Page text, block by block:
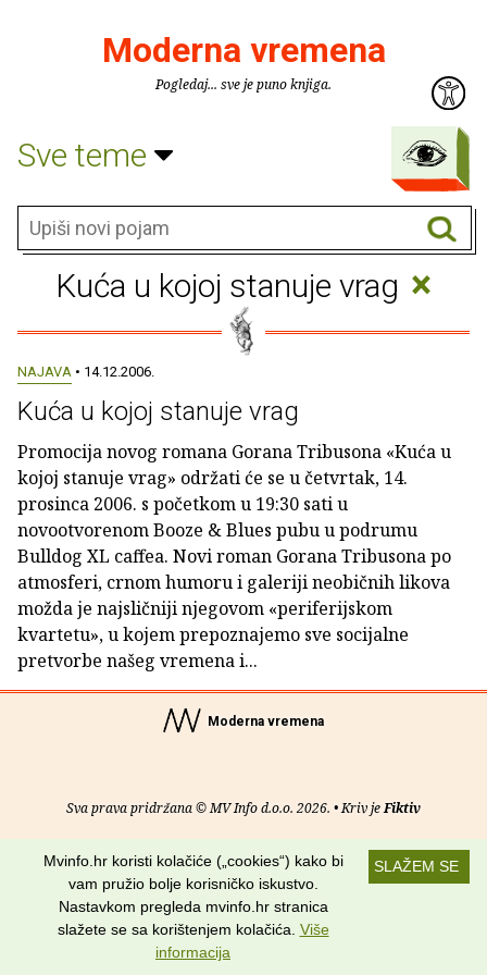
Moderna vremena
Pogledaj... sve je puno knjiga.
Sve teme
Kuća u kojoj stanuje vrag ×
NAJAVA • 14.12.2006.
Kuća u kojoj stanuje vrag
Promocija novog romana Gorana Tribusona «Kuća u
kojoj stanuje vrag» održati će se u četvrtak, 14.
prosinca 2006. s početkom u 19:30 sati u
novootvorenom Booze & Blues pubu u podrumu
Bulldog XL caffea. Novi roman Gorana Tribusona po
atmosferi, crnom humoru i galeriji neobičnih likova
možda je najsličniji njegovom «periferijskom
kvartetu», u kojem prepoznajemo sve socijalne
pretvorbe našeg vremena i...
Moderna vremena
Sva prava pridržana © MV Info d.o.o. 2026. • Kriv jeFiktiv
RSS kanali
Potraži nas na:
SLAŽEM SE
Mvinfo.hr koristi kolačiće („cookies“) kako bi
vam pružio bolje korisničko iskustvo.
Nastavkom pregleda mvinfo.hr stranica
slažete se sa korištenjem kolačića. Više
informacija